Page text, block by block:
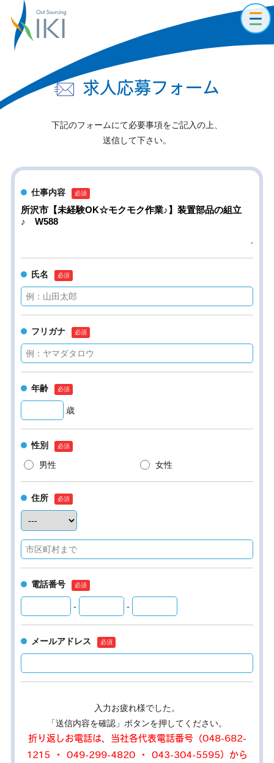
求人応募フォーム
下記のフォームにて必要事項をご記入の上、
送信して下さい。
仕事内容
氏名
フリガナ
年齢
歳
性別
男性
女性
住所
電話番号
- -
メールアドレス
入力お疲れ様でした。
「送信内容を確認」ボタンを押してください。
折り返しお電話は、当社各代表電話番号（048-682-
1215 ・ 049-299-4820 ・ 043-304-5595）から